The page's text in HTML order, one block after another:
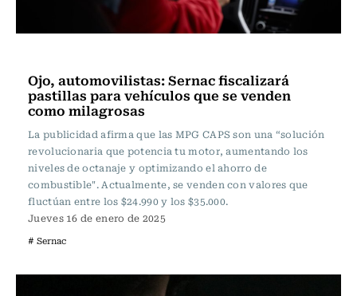
Ojo, automovilistas: Sernac fiscalizará
pastillas para vehículos que se venden
como milagrosas
La publicidad afirma que las MPG CAPS son una “solución
revolucionaria que potencia tu motor, aumentando los
niveles de octanaje y optimizando el ahorro de
combustible". Actualmente, se venden con valores que
fluctúan entre los $24.990 y los $35.000.
Jueves 16 de enero de 2025
# Sernac